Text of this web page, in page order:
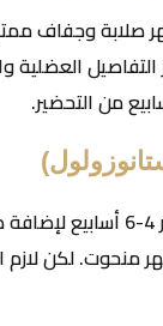
صلابة وجفاف
التفاصيل
بيُستخدم عادة في آخر
لكن لازم